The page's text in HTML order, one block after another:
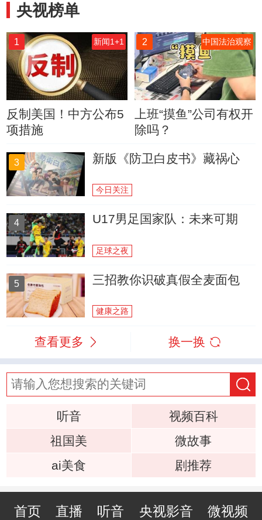
央视榜单
1 新闻1+1
反制美国！中方公布5
项措施
2 中国法治观察
上班“摸鱼”公司有权开
除吗？
3 新版《防卫白皮书》藏祸心
今日关注
4 U17男足国家队：未来可期
足球之夜
5 三招教你识破真假全麦面包
健康之路
查看更多 换一换
听音
视频百科
祖国美
微故事
ai美食
剧推荐
首页 直播 听音 央视影音 微视频